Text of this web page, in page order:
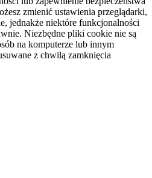
zmienić ustawienia przeglądarki,
jednakże niektóre funkcjonalności
Niezbędne pliki cookie nie są
na komputerze lub innym
z chwilą zamknięcia